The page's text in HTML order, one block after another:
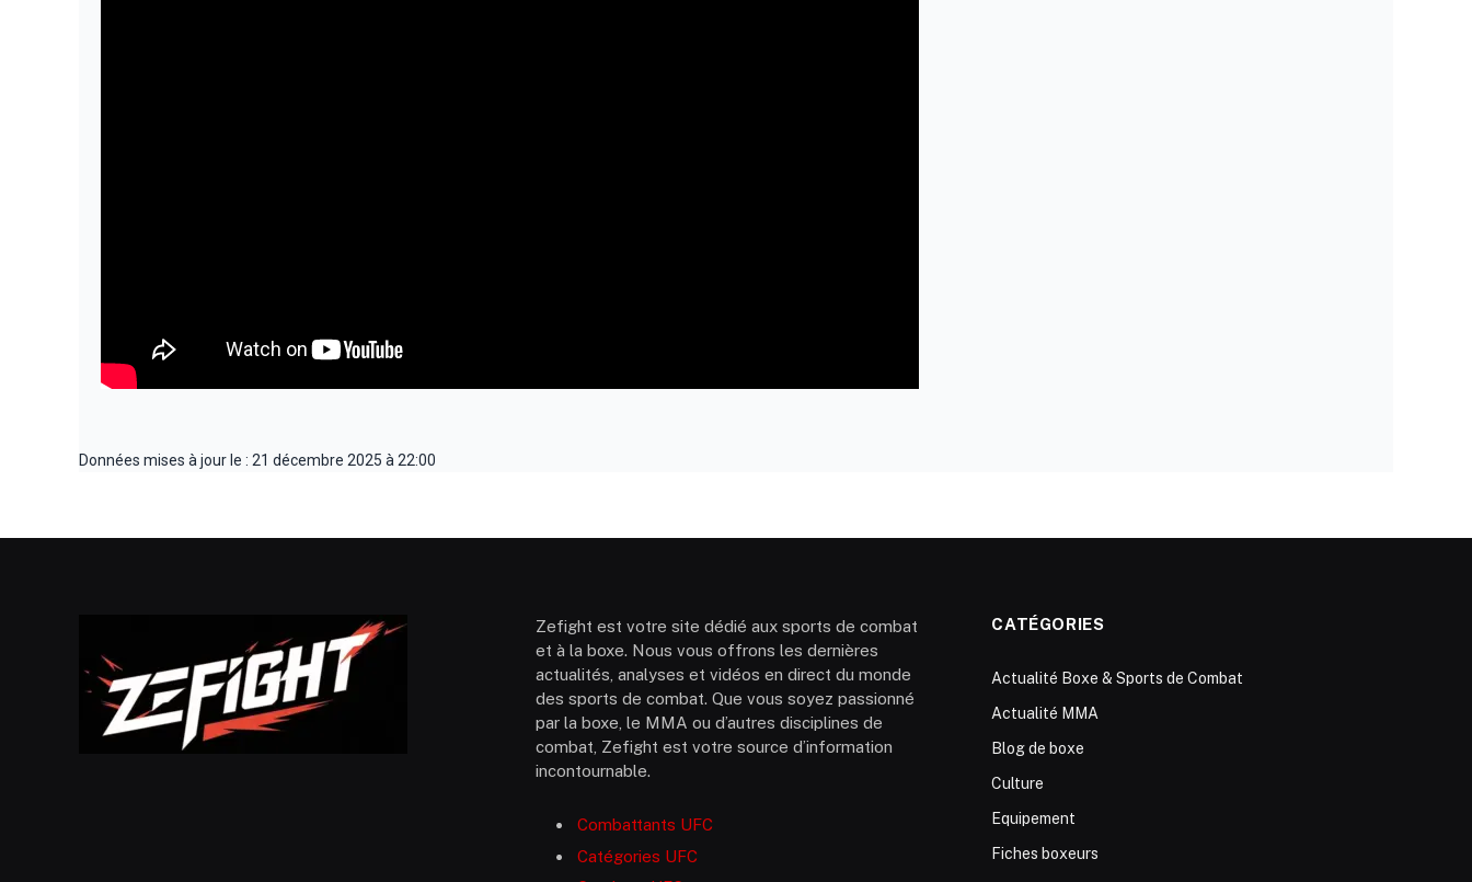
Données mises à jour le : 21 décembre 2025 à 22:00
Zefight est votre site dédié aux sports de combat
et à la boxe. Nous vous offrons les dernières
actualités, analyses et vidéos en direct du monde
des sports de combat. Que vous soyez passionné
par la boxe, le MMA ou d’autres disciplines de
combat, Zefight est votre source d’information
incontournable.
Combattants UFC
Catégories UFC
CATÉGORIES
Actualité Boxe & Sports de Combat
Actualité MMA
Blog de boxe
Culture
Equipement
Fiches boxeurs